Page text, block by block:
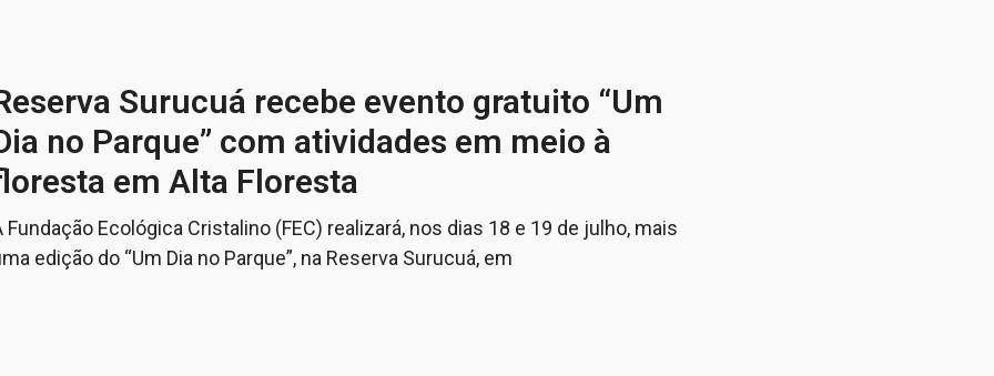
Surucuá recebe evento gratuito “Um
no Parque” com atividades em meio à
em Alta Floresta
Fundação Ecológica Cristalino (FEC) realizará, nos dias 18 e 19 de julho, mais
edição do “Um Dia no Parque”, na Reserva Surucuá, em